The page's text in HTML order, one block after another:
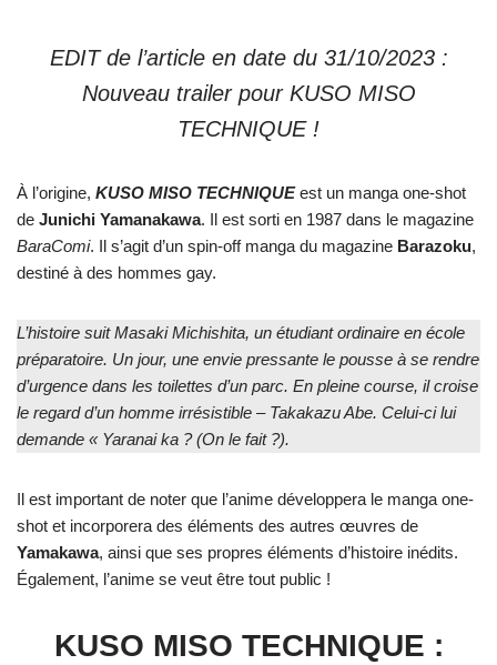
EDIT de l’article en date du 31/10/2023 :
Nouveau trailer pour KUSO MISO
TECHNIQUE !
À l’origine, KUSO MISO TECHNIQUEest un manga one-shot
de Junichi Yamanakawa. Il est sorti en 1987 dans le magazine
BaraComi. Il s’agit d’un spin-off manga du magazine Barazoku,
destiné à des hommes gay.
L’histoire suit Masaki Michishita, un étudiant ordinaire en école
préparatoire. Un jour, une envie pressante le pousse à se rendre
d’urgence dans les toilettes d’un parc. En pleine course, il croise
le regard d’un homme irrésistible – Takakazu Abe. Celui-ci lui
demande « Yaranai ka ? (On le fait ?).
Il est important de noter que l’anime développera le manga one-
shot et incorporera des éléments des autres œuvres de
Yamakawa, ainsi que ses propres éléments d’histoire inédits.
Également, l’anime se veut être tout public !
KUSO MISO TECHNIQUE :